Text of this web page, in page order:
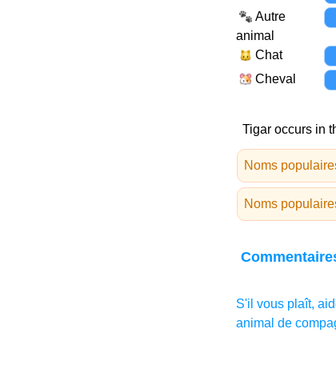
Autre
animal
Chat
Cheval
Tigar occurs in
Noms
Noms
S'il vous plaît,
animal de